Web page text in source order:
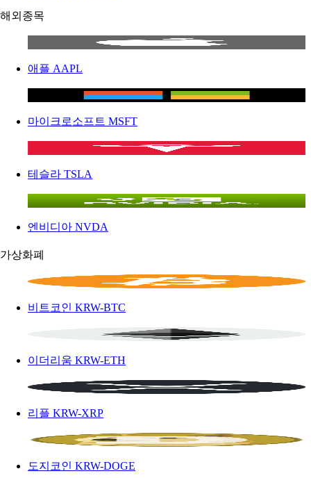
해외종목
애플 AAPL
마이크로소프트 MSFT
테슬라 TSLA
엔비디아 NVDA
가상화폐
비트코인 KRW-BTC
이더리움 KRW-ETH
리플 KRW-XRP
도지코인 KRW-DOGE